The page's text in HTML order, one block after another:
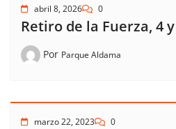
abril 8, 2026 0
Retiro de la Fuerza, 4
Por Parque Aldama
marzo 22, 2023 0